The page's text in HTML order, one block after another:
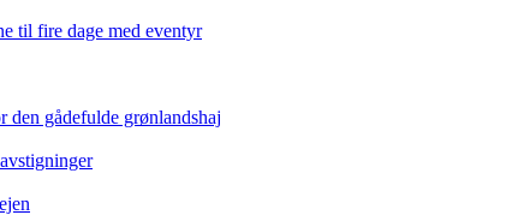
til fire dage med eventyr
den gådefulde grønlandshaj